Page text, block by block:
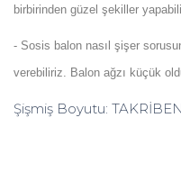
birbirinden güzel şekiller
- Sosis balon nasıl şişer
verebiliriz. Balon ağzı küçük
Şişmiş Boyutu: